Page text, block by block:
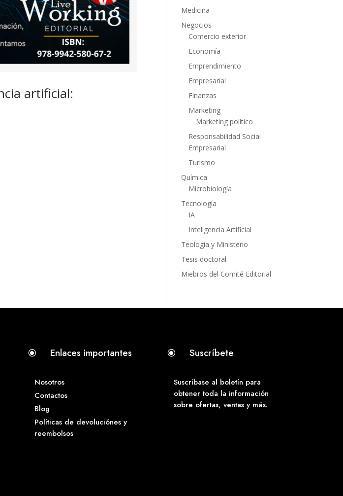
artificial:
Medicina
Negocios
Comercio exterior
Economía
Emprendimiento
Empresarial
Finanzas
Marketing
Marketing político
Responsabilidad Social
Empresarial
Turismo
Química
Microbiología
Tecnología
IA
Inteligencia Artificial
Teología y Ministerio
Tesis doctoral
Miebros del Comité Editorial
\ Enlaces importantes
Nosotros
Contactos
Blog
Políticas de devoluciónes y
reembolsos
\ Suscríbete
Suscríbase al boletín para
obtener toda la información
sobre ofertas, ventas y más.